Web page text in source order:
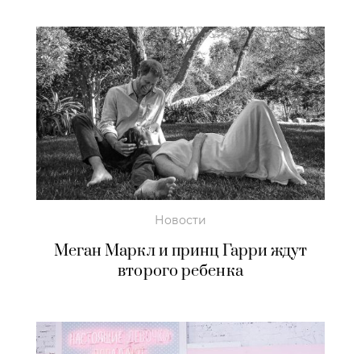
Новости
Меган Маркл и принц Гарри ждут
второго ребенка